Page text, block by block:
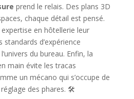
prend le relais. Des plans 3D
chaque détail est pensé.
en hôtellerie leur
standards d’expérience
du bureau. Enfin, la
main évite les tracas
un mécano qui s’occupe de
des phares. 🛠️